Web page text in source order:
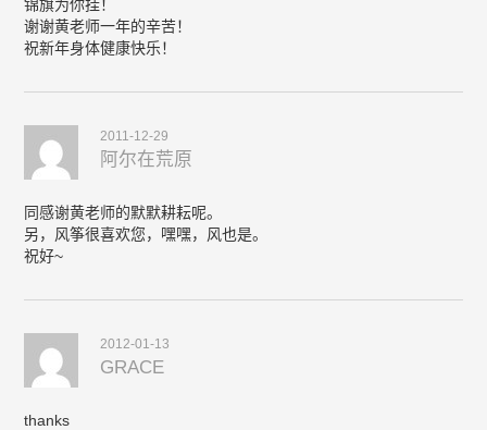
锦旗为你挂！
谢谢黄老师一年的辛苦！
祝新年身体健康快乐！
2011-12-29
阿尔在荒原
同感谢黄老师的默默耕耘呢。
另，风筝很喜欢您，嘿嘿，风也是。
祝好~
2012-01-13
GRACE
thanks